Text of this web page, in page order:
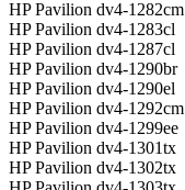
HP Pavilion dv4-1282cm
HP Pavilion dv4-1283cl
HP Pavilion dv4-1287cl
HP Pavilion dv4-1290br
HP Pavilion dv4-1290el
HP Pavilion dv4-1292cm
HP Pavilion dv4-1299ee
HP Pavilion dv4-1301tx
HP Pavilion dv4-1302tx